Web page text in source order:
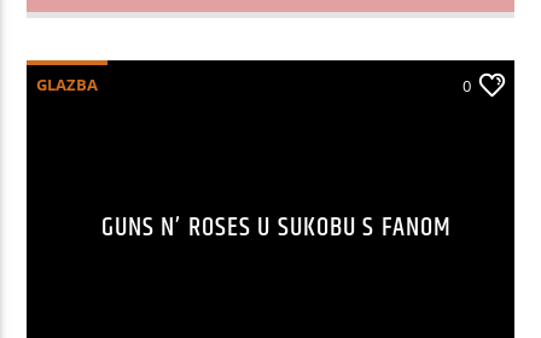
GLAZBA 0
GUNS N’ ROSES U SUKOBU S FANOM